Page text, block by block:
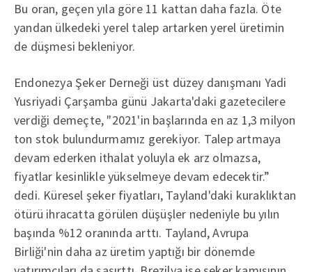
Bu oran, geçen yıla göre 11 kattan daha fazla. Öte
yandan ülkedeki yerel talep artarken yerel üretimin
de düşmesi bekleniyor.
Endonezya Şeker Derneği üst düzey danışmanı Yadi
Yusriyadi Çarşamba günü Jakarta'daki gazetecilere
verdiği demeçte, "2021'in başlarında en az 1,3 milyon
ton stok bulundurmamız gerekiyor. Talep artmaya
devam ederken ithalat yoluyla ek arz olmazsa,
fiyatlar kesinlikle yükselmeye devam edecektir.”
dedi. Küresel şeker fiyatları, Tayland'daki kuraklıktan
ötürü ihracatta görülen düşüşler nedeniyle bu yılın
başında %12 oranında arttı. Tayland, Avrupa
Birliği'nin daha az üretim yaptığı bir dönemde